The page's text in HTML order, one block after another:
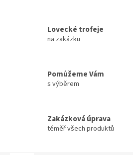
Lovecké trofeje
na zakázku
Pomůžeme Vám
s výběrem
Zakázková úprava
téměř všech produktů